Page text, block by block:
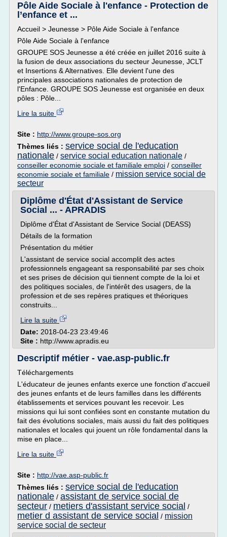
Pôle Aide Sociale à l'enfance - Protection de
l’enfance et ...
Accueil > Jeunesse > Pôle Aide Sociale à l'enfance
Pôle Aide Sociale à l'enfance
GROUPE SOS Jeunesse a été créée en juillet 2016 suite à
la fusion de deux associations du secteur Jeunesse, JCLT
et Insertions & Alternatives. Elle devient l'une des
principales associations nationales de protection de
l'Enfance. GROUPE SOS Jeunesse est organisée en deux
pôles : Pôle...
Lire la suite
Site : http://www.groupe-sos.org
Thèmes liés : service social de l'education
nationale / service social education nationale /
conseiller economie sociale et familiale emploi / conseiller
economie sociale et familiale / mission service social de
secteur
Diplôme d'État d'Assistant de Service
Social ... - APRADIS
Diplôme d'État d'Assistant de Service Social (DEASS)
Détails de la formation
Présentation du métier
L'assistant de service social accomplit des actes
professionnels engageant sa responsabilité par ses choix
et ses prises de décision qui tiennent compte de la loi et
des politiques sociales, de l'intérêt des usagers, de la
profession et de ses repères pratiques et théoriques
construits...
Lire la suite
Date: 2018-04-23 23:49:46
Site : http://www.apradis.eu
Descriptif métier - vae.asp-public.fr
Téléchargements
L'éducateur de jeunes enfants exerce une fonction d'accueil
des jeunes enfants et de leurs familles dans les différents
établissements et services pouvant les recevoir. Les
missions qui lui sont confiées sont en constante mutation du
fait des évolutions sociales, mais aussi du fait des politiques
nationales et locales qui jouent un rôle fondamental dans la
mise en place...
Lire la suite
Site : http://vae.asp-public.fr
Thèmes liés : service social de l'education
nationale / assistant de service social de
secteur / metiers d'assistant service social /
metier d assistant de service social / mission
service social de secteur